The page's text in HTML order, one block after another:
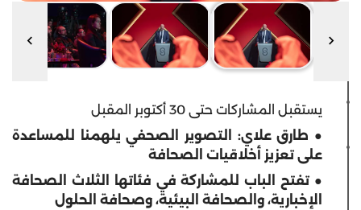
يستقبل المشاركات حتى 30 أكتوبر المقبل
● طارق علاي: التصوير الصحفي يلهمنا للمساعدة
على تعزيز أخلاقيات الصحافة
● تفتح الباب للمشاركة في فئاتها الثلاث الصحافة
الإخبارية، والصحافة البيئية، وصحافة الحلول